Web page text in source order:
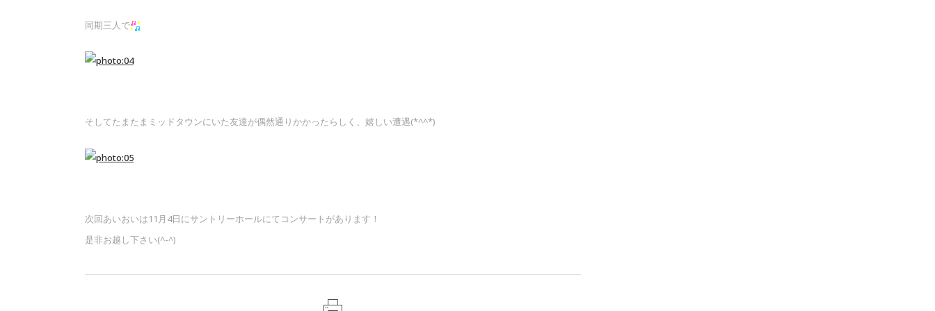
同期三人で
そしてたまたまミッドタウンにいた友達が偶然通りかかったらしく、嬉しい遭遇(*^^*)
次回あいおいは11月4日にサントリーホールにてコンサートがあります！
是非お越し下さい(^-^)